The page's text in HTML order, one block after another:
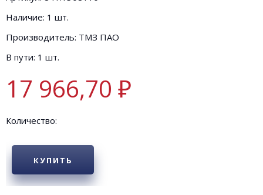
Наличие: 1 шт.
Производитель: ТМЗ ПАО
В пути: 1 шт.
17 966,70 ₽
Количество:
КУПИТЬ